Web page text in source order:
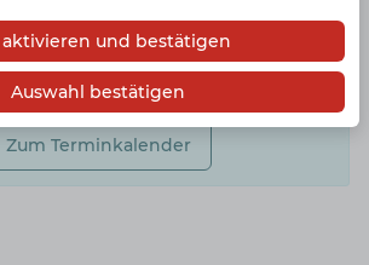
zu Citybook?
persönlichen Gesprächstermin,
für Sie erfolgreich einzusetzen!
Zum Terminkalender
aktivieren und bestätigen
Auswahl bestätigen